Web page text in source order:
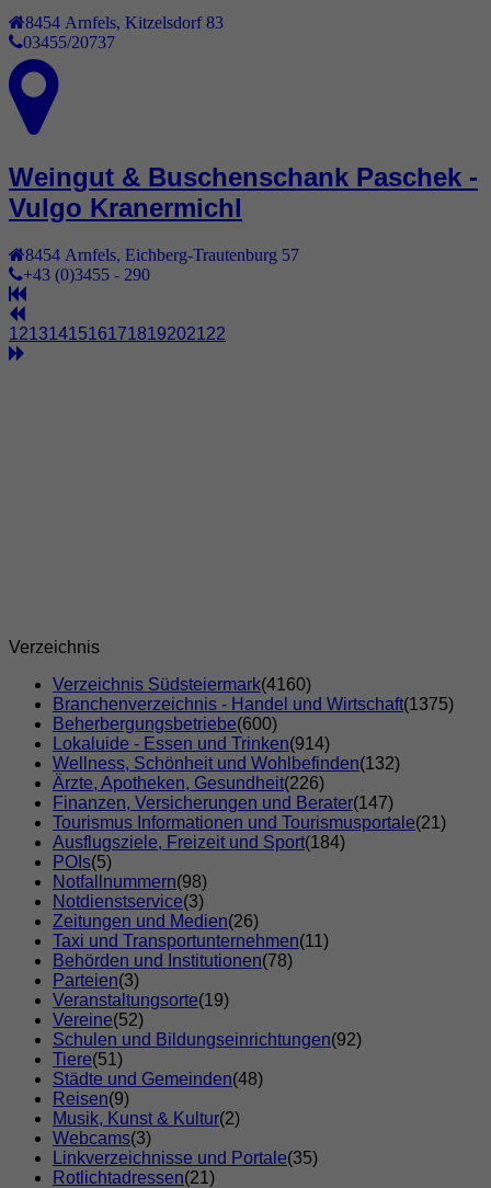
8454 Arnfels Kitzelsdorf 83
03455/20737
Weingut & Buschenschank Paschek -
Vulgo Kranermichl
8454 Arnfels Eichberg-Trautenburg 57
+43 (0)3455 - 290
12131415161718192021 22
Verzeichnis
Verzeichnis Südsteiermark(4160)
Branchenverzeichnis - Handel und Wirtschaft(1375)
Beherbergungsbetriebe(600)
Lokaluide - Essen und Trinken(914)
Wellness, Schönheit und Wohlbefinden(132)
Ärzte, Apotheken, Gesundheit(226)
Finanzen, Versicherungen und Berater(147)
Tourismus Informationen und Tourismusportale(21)
Ausflugsziele, Freizeit und Sport(184)
POIs(5)
Notfallnummern(98)
Notdienstservice(3)
Zeitungen und Medien(26)
Taxi und Transportunternehmen(11)
Behörden und Institutionen(78)
Parteien(3)
Veranstaltungsorte(19)
Vereine(52)
Schulen und Bildungseinrichtungen(92)
Tiere(51)
Städte und Gemeinden(48)
Reisen(9)
Musik, Kunst & Kultur(2)
Webcams(3)
Linkverzeichnisse und Portale(35)
Rotlichtadressen(21)